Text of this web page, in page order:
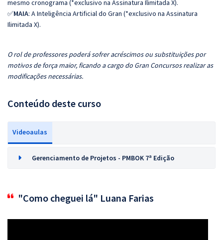
mesmo cronograma (*exclusivo na Assinatura Ilimitada X).
✅MAIA: A Inteligência Artificial do Gran (*exclusivo na Assinatura
Ilimitada X).
O rol de professores poderá sofrer acréscimos ou substituições por
motivos de força maior, ficando a cargo do Gran Concursos realizar as
modificações necessárias.
Conteúdo deste curso
Videoaulas
Gerenciamento de Projetos - PMBOK 7ª Edição
"Como cheguei lá" Luana Farias